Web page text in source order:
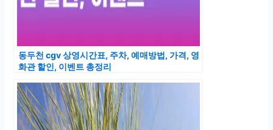
동두천 cgv 상영시간표, 주차, 예매방법, 가격, 영
화관 할인, 이벤트 총정리